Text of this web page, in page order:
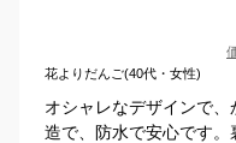
花よりだんご(40代・女性)
オシャレなデザインで
造で、防水で安心です。